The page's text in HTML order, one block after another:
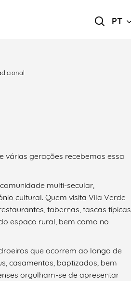
PT
várias gerações recebemos essa
multi-secular,
cultural. Quem visita Vila Verde
tabernas, tascas típicas
espaço rural, bem como no
que ocorrem ao longo de
casamentos, baptizados, bem
orgulham-se de apresentar